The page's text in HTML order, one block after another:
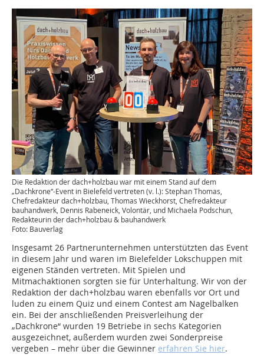
Die Redaktion der dach+holzbau war mit einem Stand auf dem
„Dachkrone“-Event in Bielefeld vertreten (v. l.): Stephan Thomas,
Chefredakteur dach+holzbau, Thomas Wieckhorst, ­Chefredakteur
bauhandwerk, Dennis Rabeneick, Volontär, und Michaela ­Podschun,
Redakteurin der dach+holzbau & ­bauhandwerk
Foto: Bauverlag
Insgesamt 26 Partnerunternehmen unterstützten das Event
in diesem Jahr und waren im Bielefelder Lokschuppen mit
eigenen Ständen vertreten. Mit Spielen und
Mitmachaktionen sorgten sie für Unterhaltung. Wir von der
Redaktion der dach+holzbau waren ebenfalls vor Ort und
luden zu einem Quiz und einem Contest am Nagelbalken
ein. Bei der anschließenden Preisverleihung der
„Dachkrone“ wurden 19 Betriebe in sechs Kategorien
ausgezeichnet, außerdem wurden zwei Sonderpreise
vergeben – mehr über die Gewinner erfahren Sie hier.